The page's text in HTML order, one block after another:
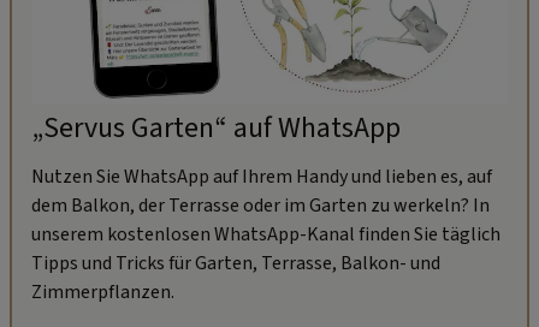
„Servus Garten“ auf WhatsApp
Nutzen Sie WhatsApp auf Ihrem Handy und lieben es, auf
dem Balkon, der Terrasse oder im Garten zu werkeln? In
unserem kostenlosen WhatsApp-Kanal finden Sie täglich
Tipps und Tricks für Garten, Terrasse, Balkon- und
Zimmerpflanzen.